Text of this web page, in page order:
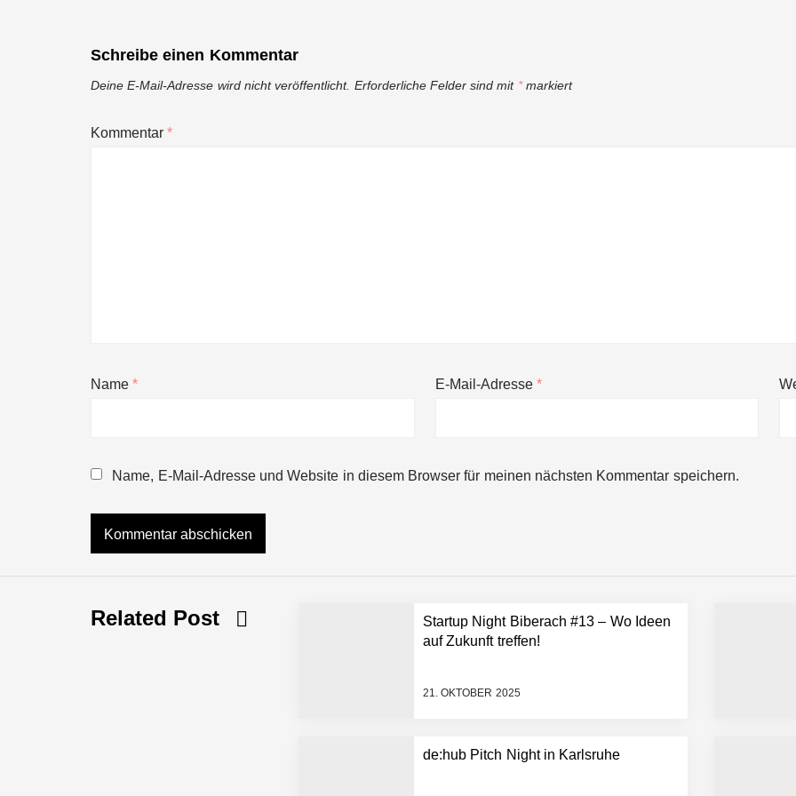
Schreibe einen Kommentar
Deine E-Mail-Adresse wird nicht veröffentlicht. Erforderliche Felder sind mit *markiert
Kommentar*
Name* E-Mail-Adresse *
Name, E-Mail-Adresse und Website in diesem Browser für meinen nächsten Kommentar speichern.
Related Post
Startup Night Biberach #13 – Wo Ideen
auf Zukunft treffen!
21. OKTOBER 2025
de:hub Pitch Night in Karlsruhe
Simulationsdienstleistung in Minuten statt Wochen: FiniteNow ermöglicht sofortige Angebotskalkulation für